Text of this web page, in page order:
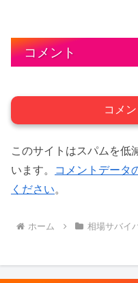
コメント
コメ
このサイトはスパムを低
います。 コメントデータ
ください。
ホーム 相場サバイ